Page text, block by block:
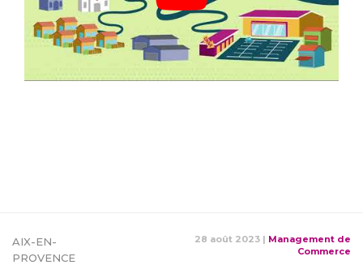
AIX-EN-
PROVENCE
28 août 2023 | Management de
Commerce